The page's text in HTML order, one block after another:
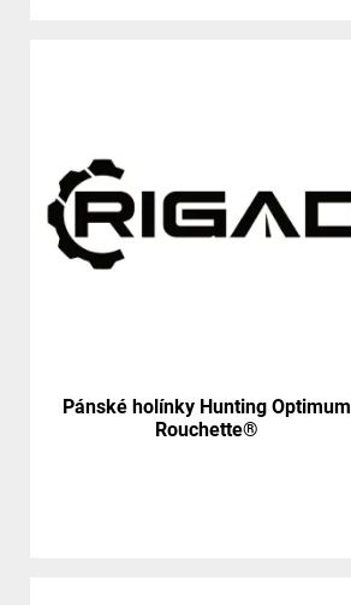
Pánské holínky Hunting Optimum
Rouchette®